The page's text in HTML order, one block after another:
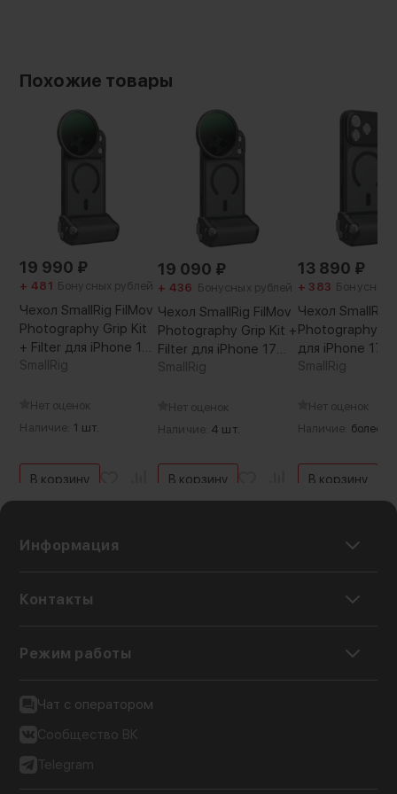
лицензионными кристаллами Swarovski, по
Похожие товары
19 990 ₽
+ 481 Бонусных рублей
Чехол SmallRig FilMov
Photography Grip Kit
+ Filter для iPhone 17
Pro Max
SmallRig
Нет оценок
Наличие: 1 шт.
В корзину
19 090 ₽
+ 436 Бонусных рублей
Чехол SmallRig FilMov
Photography Grip Kit +
Filter для iPhone 17
Pro
SmallRig
Нет оценок
Наличие: 4 шт.
В корзину
13 890 ₽
+ 383 Бонусных
Чехол SmallRig
Photography
для iPhone 17
SmallRig
Нет оценок
Наличие: более 5
В корзину
Информация
Контакты
Режим работы
Чат с оператором
Сообщество ВК
Telegram